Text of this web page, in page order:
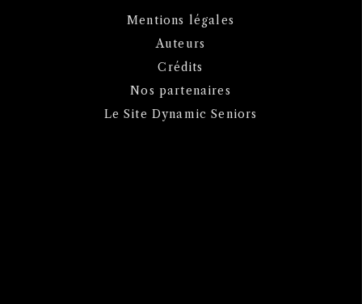
Mentions légales
Auteurs
Crédits
Nos partenaires
Le Site Dynamic Seniors